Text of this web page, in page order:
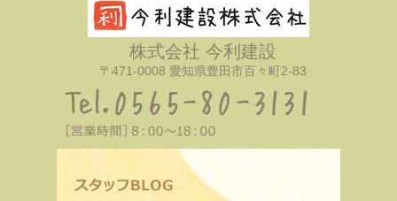
株式会社 今利建設
〒471-0008 愛知県豊田市百々町2-83